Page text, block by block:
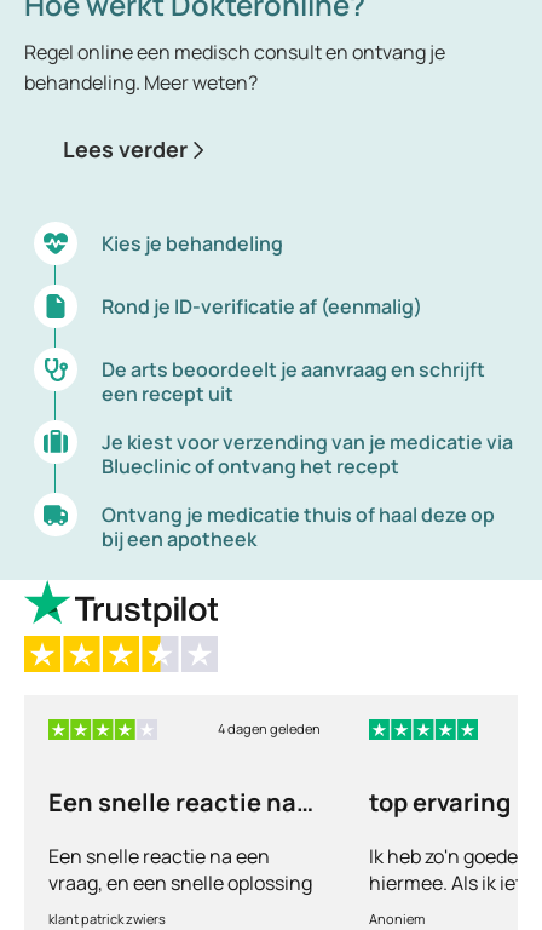
Regel online een medisch consult en ontvang je
behandeling. Meer weten?
Lees verder
Kies je behandeling
Rond je ID-verificatie af (eenmalig)
De arts beoordeelt je aanvraag en schrijft
een recept uit
Je kiest voor verzending van je medicatie via
Blueclinic of ontvang het recept
Ontvang je medicatie thuis of haal deze op
bij een apotheek
4 dagen geleden
Een snelle reactie na
Een snelle reactie na een
vraag, en een snelle oplossing
klant patrick zwiers
top ervaring
Ik heb zo'n goede
hiermee. Als ik iets
vul ik een
Anoniem